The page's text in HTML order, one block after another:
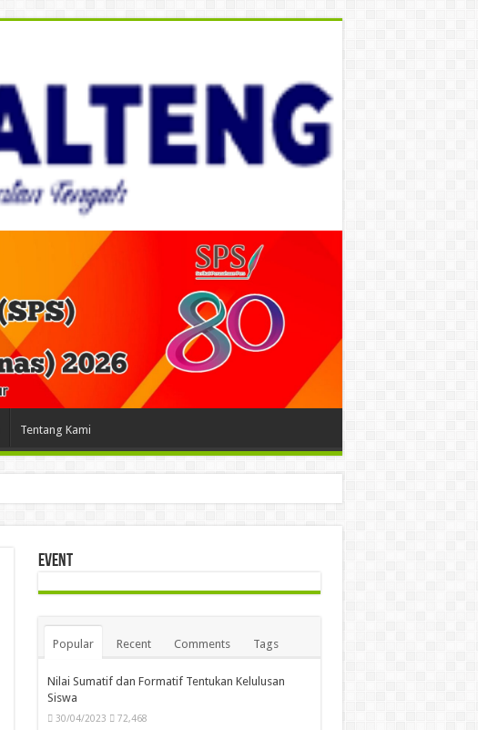
Tentang Kami
Event
Popular Recent Comments Tags
Nilai Sumatif dan Formatif Tentukan Kelulusan
Siswa
30/04/2023 72,468